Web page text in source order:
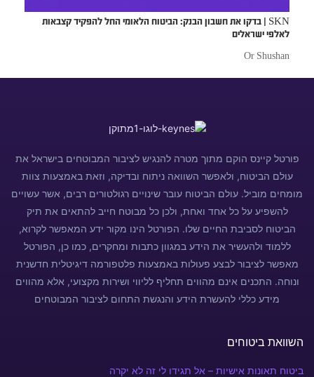
SKN | בדקו את חשבון הבנק: הביטוח הלאומי החל להפקיד קצבאות
לאלפי ישראלים
Or Shushan
פורטל קיינס הוקם מתוך מטרה להנגיש לציבור המבוטחים בישראל את
עולם הביטוח, ולאפשר השוואה ניתוח ובדיקה, וזאת באמצעות צוות
מומחים מוביל. עולם הביטוח עובר שינויים רגולטורים רבים, אשר עשויים
להשפיע על כל אחד ואחת, ולכן כל מבוטח חייב להתאים את תיק
הביטוח לסביבת החיים שלו. הפורטל הינו מקור ידע המאפשר לקרוא,
ללמוד ולהעשיר את הידע במגוון כתבות ומחקרים, כמו כן, הפורטל
מאפשר לציבור לבצע פעולות באמצעות פלטפורמה דיגיטלית חדשנית
ונוחה. התכנים אינם מהווים תחליף לליווי ושירות מקצועי, אלא מהווים
מידע כללי להעשרת הידע והנגשת התחום לציבור המבוטחים
השוואת ביטוחים
ביטוח תאונות אישיות – אל תגידו לי זה לא יקרה